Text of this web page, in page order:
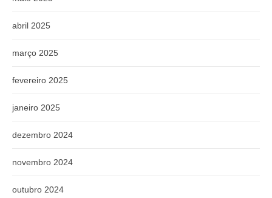
abril 2025
março 2025
fevereiro 2025
janeiro 2025
dezembro 2024
novembro 2024
outubro 2024